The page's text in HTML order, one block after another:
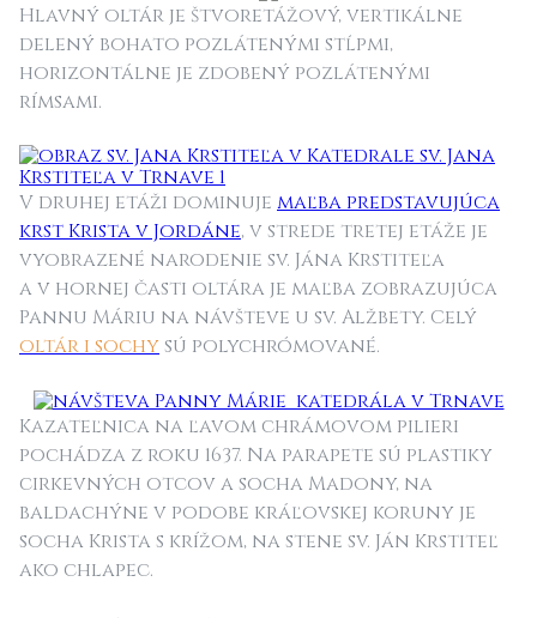
Hlavný oltár je štvoretážový, vertikálne
delený bohato pozlátenými stĺpmi,
horizontálne je zdobený pozlátenými
rímsami.
V druhej etáži dominuje maľba predstavujúca
krst Krista v Jordáne, v strede tretej etáže je
vyobrazené narodenie sv. Jána Krstiteľa
a v hornej časti oltára je maľba zobrazujúca
Pannu Máriu na návšteve u sv. Alžbety. Celý
oltár i sochy sú polychrómované.
Kazateľnica na ľavom chrámovom pilieri
pochádza z roku 1637. Na parapete sú plastiky
cirkevných otcov a socha Madony, na
baldachýne v podobe kráľovskej koruny je
socha Krista s krížom, na stene sv. Ján Krstiteľ
ako chlapec.